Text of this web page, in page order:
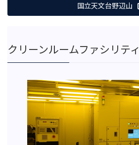
国立天文台野辺山
クリーンルームファシリティ